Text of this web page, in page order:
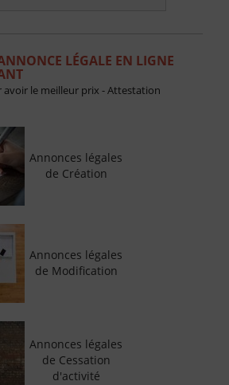
LÉGALE EN LIGNE
le meilleur prix - Attestation
Annonces légales
de Création
Annonces légales
de Modification
Annonces légales
de Cessation
d'activité